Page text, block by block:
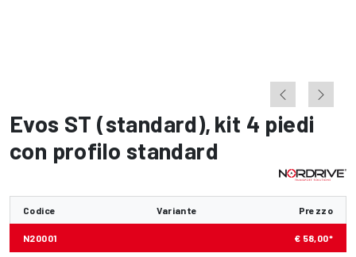
Evos ST (standard), kit 4 piedi
con profilo standard
Codice Variante Prezzo
N20001 € 58,00*